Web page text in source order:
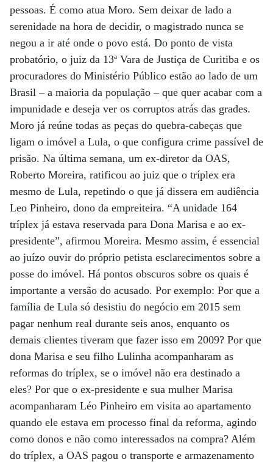
pessoas. É como atua Moro. Sem deixar de lado a
serenidade na hora de decidir, o magistrado nunca se
negou a ir até onde o povo está. Do ponto de vista
probatório, o juiz da 13ª Vara de Justiça de Curitiba e os
procuradores do Ministério Público estão ao lado de um
Brasil – a maioria da população – que quer acabar com a
impunidade e deseja ver os corruptos atrás das grades.
Moro já reúne todas as peças do quebra-cabeças que
ligam o imóvel a Lula, o que configura crime passível de
prisão. Na última semana, um ex-diretor da OAS,
Roberto Moreira, ratificou ao juiz que o tríplex era
mesmo de Lula, repetindo o que já dissera em audiência
Leo Pinheiro, dono da empreiteira. “A unidade 164
tríplex já estava reservada para Dona Marisa e ao ex-
presidente”, afirmou Moreira. Mesmo assim, é essencial
ao juízo ouvir do próprio petista esclarecimentos sobre a
posse do imóvel. Há pontos obscuros sobre os quais é
importante a versão do acusado. Por exemplo: Por que a
família de Lula só desistiu do negócio em 2015 sem
pagar nenhum real durante seis anos, enquanto os
demais clientes tiveram que fazer isso em 2009? Por que
dona Marisa e seu filho Lulinha acompanharam as
reformas do tríplex, se o imóvel não era destinado a
eles? Por que o ex-presidente e sua mulher Marisa
acompanharam Léo Pinheiro em visita ao apartamento
quando ele estava em processo final da reforma, agindo
como donos e não como interessados na compra? Além
do tríplex, a OAS pagou o transporte e armazenamento